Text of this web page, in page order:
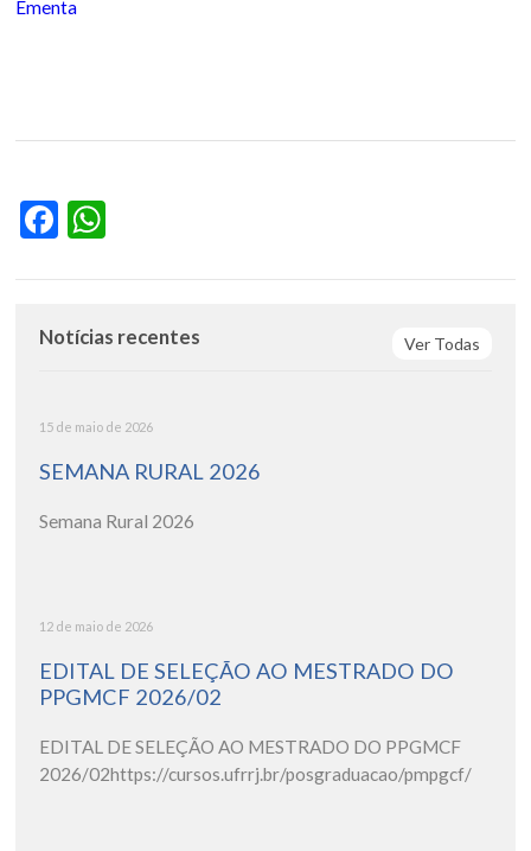
Ementa
Facebook
Ver Todas
Notícias recentes
15 de maio de 2026
SEMANA RURAL 2026
Semana Rural 2026
12 de maio de 2026
EDITAL DE SELEÇÃO AO MESTRADO DO
PPGMCF 2026/02
EDITAL DE SELEÇÃO AO MESTRADO DO PPGMCF
2026/02https://cursos.ufrrj.br/posgraduacao/pmpgcf/